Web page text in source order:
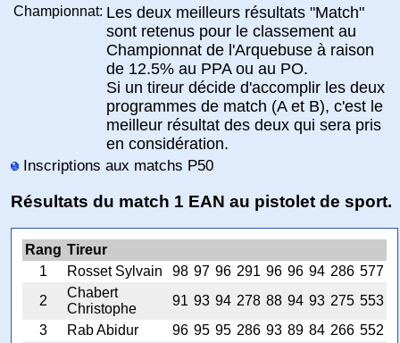
Championnat: Les deux meilleurs résultats "Match"
sont retenus pour le classement au
Championnat de l'Arquebuse à raison
de 12.5% au PPA ou au PO.
Si un tireur décide d'accomplir les deux
programmes de match (A et B), c'est le
meilleur résultat des deux qui sera pris
en considération.
Inscriptions aux matchs P50
Résultats du match 1 EAN au pistolet de sport.
Rang Tireur
1
Rosset Sylvain 98 97 96 291 96 96 94 286 577
2
Chabert
Christophe
91 93 94 278 88 94 93 275 553
3
Rab Abidur 96 95 95 286 93 89 84 266 552